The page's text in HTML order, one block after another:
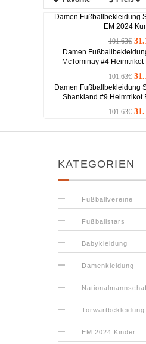
Damen Fußballbekleidung
EM 2024
101.63€
Damen
McTominay #4
101.63€
Damen Fußballbekleidung
Shankland #9 Heimtrikot
101.63€
KATEGORIEN
Fußballvereine
Fußballstars
Babykleidung
Damenkleidung
Torwartbekleidung
EM 2024 Kinder